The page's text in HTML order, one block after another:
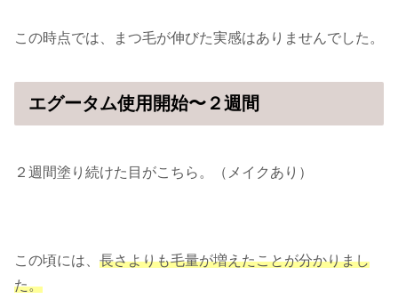
この時点では、まつ毛が伸びた実感はありませんでした。
エグータム使用開始〜２週間
２週間塗り続けた目がこちら。（メイクあり）
この頃には、 長さよりも毛量が増えたことが分かりまし
た。